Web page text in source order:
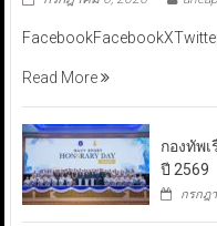
Read More
กองทัพ
ปี 2569
กรกฎ